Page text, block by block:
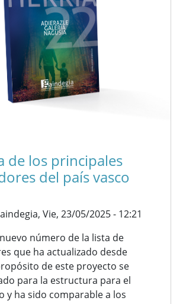
de los principales
del país vasco
Vie, 23/05/2025 - 12:21
número de la lista de
que ha actualizado desde
de este proyecto se
para la estructura para el
y ha sido comparable a los